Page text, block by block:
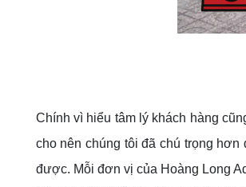
Chính vì hiểu tâm lý khách hàng
cho nên chúng tôi đã chú trọng
được. Mỗi đơn vị của Hoàng Long